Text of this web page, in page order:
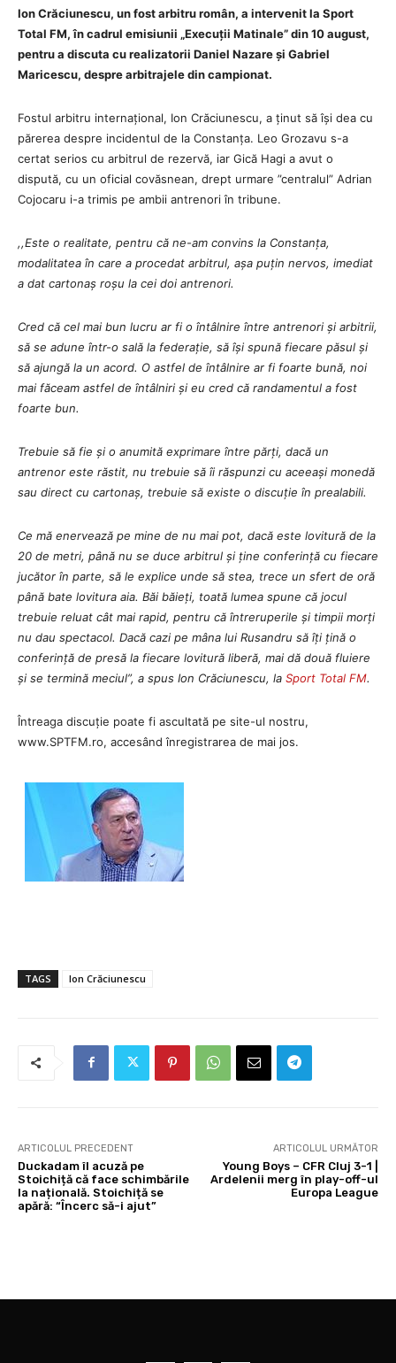
Ion Crăciunescu, un fost arbitru român, a intervenit la Sport
Total FM, în cadrul emisiunii „Execuții Matinale” din 10 august,
pentru a discuta cu realizatorii Daniel Nazare și Gabriel
Maricescu, despre arbitrajele din campionat.
Fostul arbitru internațional, Ion Crăciunescu, a ținut să își dea cu
părerea despre incidentul de la Constanța. Leo Grozavu s-a
certat serios cu arbitrul de rezervă, iar Gică Hagi a avut o
dispută, cu un oficial covăsnean, drept urmare ”centralul” Adrian
Cojocaru i-a trimis pe ambii antrenori în tribune.
,,Este o realitate, pentru că ne-am convins la Constanța,
modalitatea în care a procedat arbitrul, așa puțin nervos, imediat
a dat cartonaș roșu la cei doi antrenori.
Cred că cel mai bun lucru ar fi o întâlnire între antrenori și arbitrii,
să se adune într-o sală la federație, să își spună fiecare păsul și
să ajungă la un acord. O astfel de întâlnire ar fi foarte bună, noi
mai făceam astfel de întâlniri și eu cred că randamentul a fost
foarte bun.
Trebuie să fie și o anumită exprimare între părți, dacă un
antrenor este răstit, nu trebuie să îi răspunzi cu aceeași monedă
sau direct cu cartonaș, trebuie să existe o discuție în prealabili.
Ce mă enervează pe mine de nu mai pot, dacă este lovitură de la
20 de metri, până nu se duce arbitrul și ține conferință cu fiecare
jucător în parte, să le explice unde să stea, trece un sfert de oră
până bate lovitura aia. Băi băieți, toată lumea spune că jocul
trebuie reluat cât mai rapid, pentru că întreruperile și timpii morți
nu dau spectacol. Dacă cazi pe mâna lui Rusandru să îți țină o
conferință de presă la fiecare lovitură liberă, mai dă două fluiere
și se termină meciul”, a spus Ion Crăciunescu, la Sport Total FM.
Întreaga discuție poate fi ascultată pe site-ul nostru,
www.SPTFM.ro, accesând înregistrarea de mai jos.
TAGS Ion Crăciunescu
ARTICOLUL PRECEDENT
Duckadam îl acuză pe
Stoichiță că face schimbările
la națională. Stoichiță se
apără: “Încerc să-i ajut”
ARTICOLUL URMĂTOR
Young Boys – CFR Cluj 3-1 |
Ardelenii merg în play-off-ul
Europa League